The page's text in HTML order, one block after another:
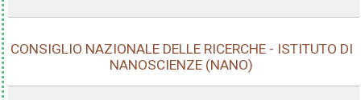
CONSIGLIO NAZIONALE DELLE RICERCHE - ISTITUTO DI
NANOSCIENZE (NANO)